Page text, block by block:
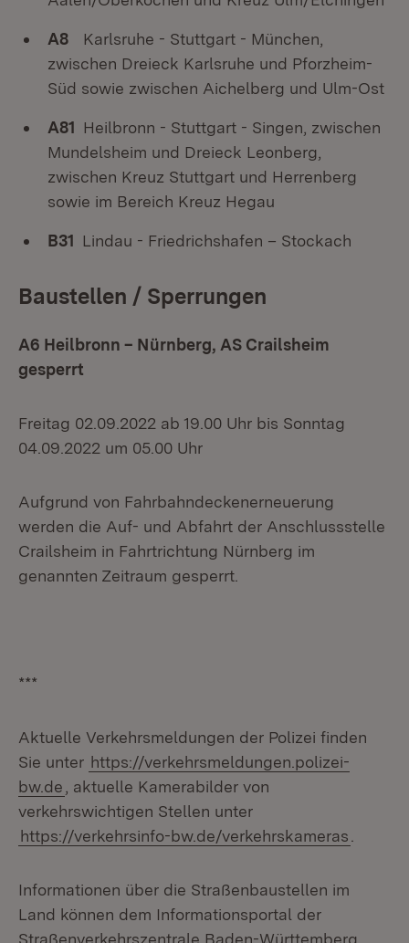
A8 Karlsruhe - Stuttgart - München,
zwischen Dreieck Karlsruhe und Pforzheim-
Süd sowie zwischen Aichelberg und Ulm-Ost
A81 Heilbronn - Stuttgart - Singen, zwischen
Mundelsheim und Dreieck Leonberg,
zwischen Kreuz Stuttgart und Herrenberg
sowie im Bereich Kreuz Hegau
B31 Lindau - Friedrichshafen – Stockach
Baustellen / Sperrungen
A6 Heilbronn – Nürnberg, AS Crailsheim
gesperrt
Freitag 02.09.2022 ab 19.00 Uhr bis Sonntag
04.09.2022 um 05.00 Uhr
Aufgrund von Fahrbahndeckenerneuerung
werden die Auf- und Abfahrt der Anschlussstelle
Crailsheim in Fahrtrichtung Nürnberg im
genannten Zeitraum gesperrt.
***
Aktuelle Verkehrsmeldungen der Polizei finden
Sie unter https://verkehrsmeldungen.polizei-
bw.de
, aktuelle Kamerabilder von
verkehrswichtigen Stellen unter
https://verkehrsinfo-bw.de/verkehrskameras
Informationen über die Straßenbaustellen im
Land können dem Informationsportal der
Straßenverkehrszentrale Baden-Württemberg